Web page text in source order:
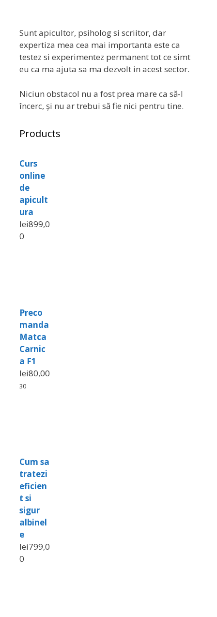
Sunt apicultor, psiholog si scriitor, dar
expertiza mea cea mai importanta este ca
testez si experimentez permanent tot ce simt
eu ca ma ajuta sa ma dezvolt in acest sector.
Niciun obstacol nu a fost prea mare ca să-l
încerc, și nu ar trebui să fie nici pentru tine.
Products
Curs
online
de
apicult
ura
lei899,0
0
Preco
manda
Matca
Carnic
a F1
lei80,00
30
Cum sa
tratezi
eficien
t si
sigur
albinel
e
lei799,0
0